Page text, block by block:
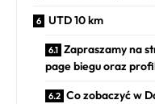
UTD 10 km
Zapraszamy na
page biegu oraz
Co zobaczyć w